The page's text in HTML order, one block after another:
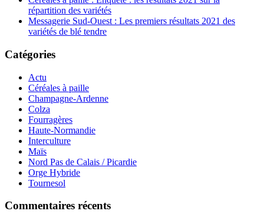
répartition des variétés
Messagerie Sud-Ouest : Les premiers résultats 2021 des
variétés de blé tendre
Catégories
Actu
Céréales à paille
Champagne-Ardenne
Colza
Fourragères
Haute-Normandie
Interculture
Maïs
Nord Pas de Calais / Picardie
Orge Hybride
Tournesol
Commentaires récents